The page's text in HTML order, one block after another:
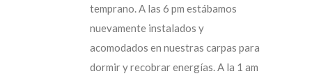
temprano. A las 6 pm estábamos
nuevamente instalados y
acomodados en nuestras carpas para
dormir y recobrar energías. A la 1 am